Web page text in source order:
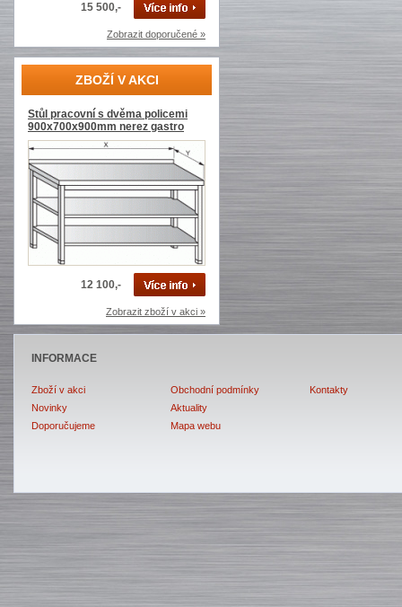
15 500,-
Zobrazit doporučené »
ZBOŽÍ V AKCI
Stůl pracovní s dvěma policemi
900x700x900mm nerez gastro
12 100,-
Zobrazit zboží v akci »
INFORMACE
Zboží v akci
Novinky
Doporučujeme
Obchodní podmínky
Aktuality
Mapa webu
Kontakty